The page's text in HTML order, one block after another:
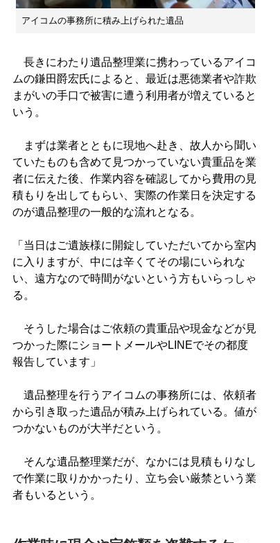
アイコムの事務所に積み上げられた遺品
長きにわたり遺品整理業に携わっているアイコ
ムの鎌田爵宏氏によると、最近は悪徳業者や詐欺
まがいの手口で被害に遭う利用者が増えていると
いう。
まずは業者とともに現地へ赴き、故人から聞い
ていたものも含めて見つかっていない貴重品を業
者に伝えた後、作業内容を確認してから費用の見
積もりを出してもらい、実際の作業日を決定する
のが遺品整理の一般的な流れとなる。
「当日はご遺族様に開錠していただいてから室内
に入りますが、中には辛くてその場にいられな
い、遠方なので時間がないという方もいらっしゃ
る。
そうした場合はご依頼の貴重品や現金などが見
つかった際にショートメールやLINEでその都度
報告しています」
遺品整理を行うアイコムの事務所には、依頼者
から引き取った遺品が積み上げられている。値が
つかないものが大半だという。
そんな遺品整理業だが、なかには見積もりなし
で作業に取りかかったり、立ち会い厳禁という業
者もいるという。